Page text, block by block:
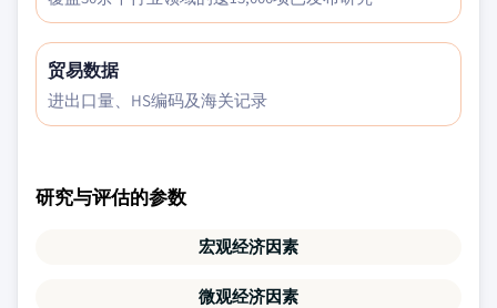
贸易数据
进出口量、HS编码及海关记录
研究与评估的参数
宏观经济因素
微观经济因素